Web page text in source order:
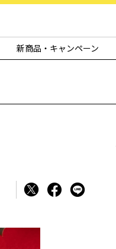
新商品・キャンペーン